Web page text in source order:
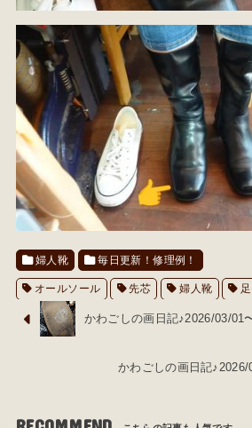
婦人靴 毎日更新！修理例！
オールソール 先芯 婦人靴
かわごしの画日記♪2026/03/01
かわごしの画日記